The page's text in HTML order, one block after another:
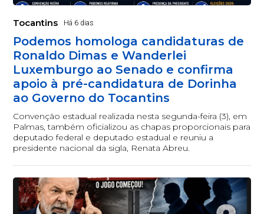
Tocantins Há 6 dias
Podemos homologa candidaturas de
Ronaldo Dimas e Wanderlei
Luxemburgo ao Senado e confirma
apoio à pré-candidatura de Dorinha
ao Governo do Tocantins
Convenção estadual realizada nesta segunda-feira (3), em
Palmas, também oficializou as chapas proporcionais para
deputado federal e deputado estadual e reuniu a
presidente nacional da sigla, Renata Abreu.